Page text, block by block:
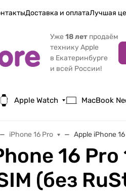
Доставка и оплатаЛучшая
Уже 18 лет продаём
технику Apple
в Екатеринбурге
и всей России!
Apple Watch MacBook
iPhone 16 Pro Apple iPhone
16
(без